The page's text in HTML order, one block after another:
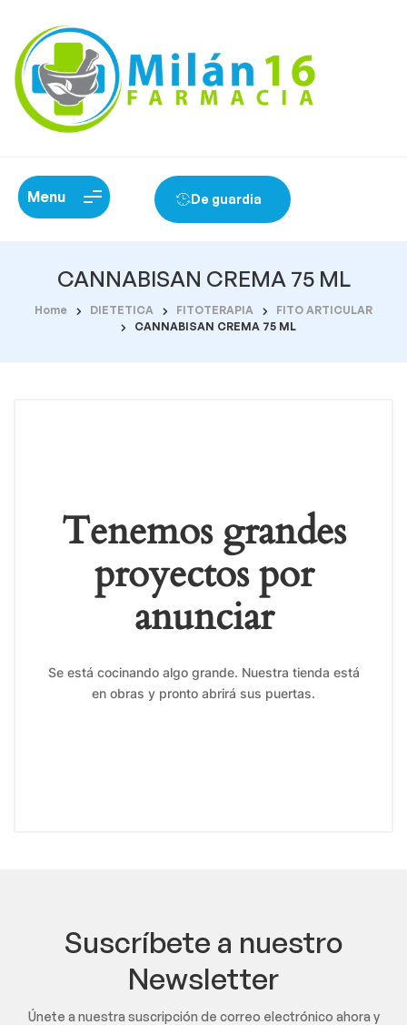
Menu De guardia
CANNABISAN CREMA 75 ML
Home DIETETICA FITOTERAPIA
FITO ARTICULAR
CANNABISAN CREMA 75 ML
Tenemos grandes
proyectos por
anunciar
Se está cocinando algo grande. Nuestra tienda está
en obras y pronto abrirá sus puertas.
Suscríbete a nuestro
Newsletter
Únete a nuestra suscripción de correo electrónico ahora y